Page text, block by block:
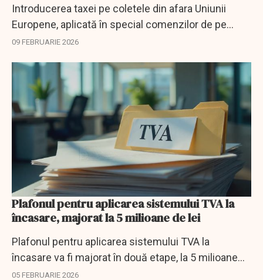
Introducerea taxei pe coletele din afara Uniunii
Europene, aplicată în special comenzilor de pe
platforme precum Temu și Trendyol, a dus la
Aeroportul...
09 FEBRUARIE 2026
Plafonul pentru aplicarea sistemului TVA la
încasare, majorat la 5 milioane de lei
Plafonul pentru aplicarea sistemului TVA la
încasare va fi majorat în două etape, la 5 milioane
de lei în perioada 1 martie - 31 decembrie 2026 şi,
05 FEBRUARIE 2026